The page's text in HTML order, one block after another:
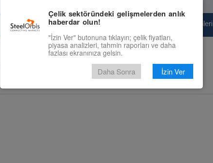
Pazaryeri Fiyat Tahminleri
Çelik sektöründeki gelişmelerden anlık
haberdar olun!
"İzin Ver" butonuna tıklayın; çelik fiyatları,
piyasa analizleri, tahmin raporları ve daha
fazlası ekranınıza gelsin.
Daha Sonra İzin Ver